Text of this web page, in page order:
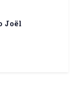
Joël